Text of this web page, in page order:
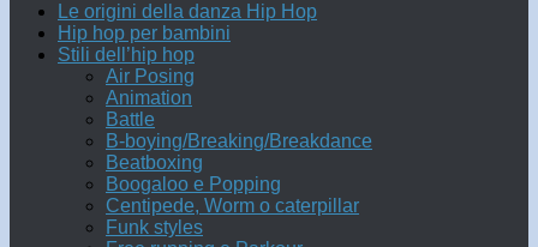
Le origini della danza Hip Hop
Hip hop per bambini
Stili dell’hip hop
Air Posing
Animation
Battle
B-boying/Breaking/Breakdance
Beatboxing
Boogaloo e Popping
Centipede, Worm o caterpillar
Funk styles